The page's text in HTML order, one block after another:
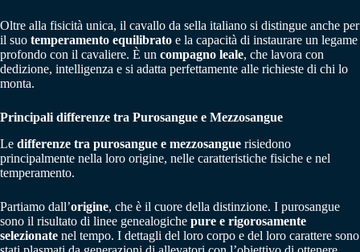
Oltre alla fisicità unica, il cavallo da sella italiano si distingue anche per
il suo temperamento equilibrato e la capacità di instaurare un legame
profondo con il cavaliere. È un compagno leale, che lavora con
dedizione, intelligenza e si adatta perfettamente alle richieste di chi lo
monta.
Principali differenze tra Purosangue e Mezzosangue
Le differenze tra purosangue e mezzosangue risiedono
principalmente nella loro origine, nelle caratteristiche fisiche e nel
temperamento.
Partiamo dall’origine, che è il cuore della distinzione. I purosangue
sono il risultato di linee genealogiche pure e rigorosamente
selezionate nel tempo. I dettagli del loro corpo e del loro carattere sono